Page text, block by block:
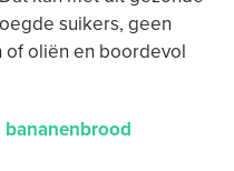
suikers, geen
oliën en boordevol
bananenbrood